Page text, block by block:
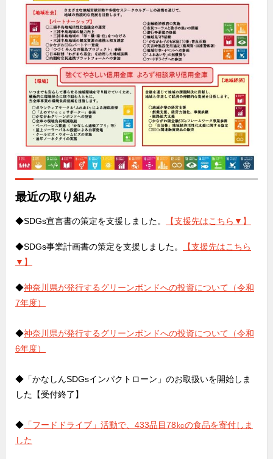
最近の取り組み
◆SDGs宣言書の策定を支援しました。 【支援先はこちら▼】
◆SDGs事業計画書の策定を支援しました。
【支援先はこちら
▼】
◆神奈川県が発行するグリーンボンドへの投資について（令和
7年度）
◆神奈川県が発行するグリーンボンドへの投資について（令和
6年度）
◆「かなしんSDGsインパクトローン」のお取扱いを開始しま
した【受付終了】
◆ 「フードドライブ」活動で、433品目78㎏の食品を寄付しま
した